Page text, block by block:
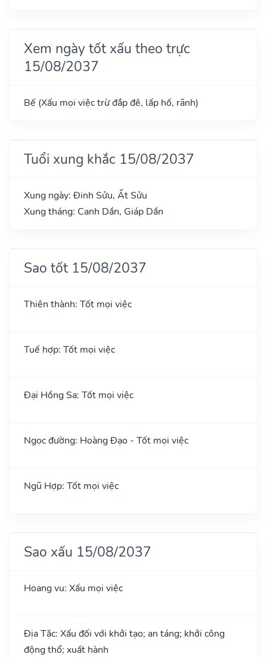
Xem ngày tốt xấu theo trực
15/08/2037
Bế (Xấu mọi việc trừ đắp đê, lấp hố, rãnh)
Tuổi xung khắc 15/08/2037
Xung ngày: Đinh Sửu, Ất Sửu
Xung tháng: Canh Dần, Giáp Dần
Sao tốt 15/08/2037
Thiên thành: Tốt mọi việc
Tuế hợp: Tốt mọi việc
Đại Hồng Sa: Tốt mọi việc
Ngọc đường: Hoàng Đạo - Tốt mọi việc
Ngũ Hợp: Tốt mọi việc
Sao xấu 15/08/2037
Hoang vu: Xấu mọi việc
Địa Tặc: Xấu đối với khởi tạo; an táng; khởi công
động thổ; xuất hành